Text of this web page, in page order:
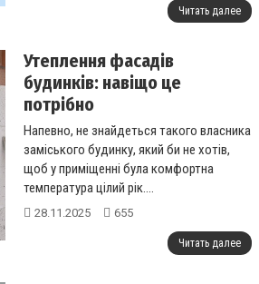
Читать далее
Утеплення фасадів
будинків: навіщо це
потрібно
Напевно, не знайдеться такого власника
заміського будинку, який би не хотів,
щоб у приміщенні була комфортна
температура цілий рік....
28.11.2025 655
Читать далее